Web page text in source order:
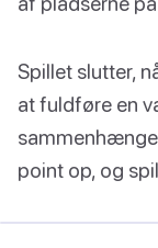
Spillet slutter,
at fuldføre en
point op, og